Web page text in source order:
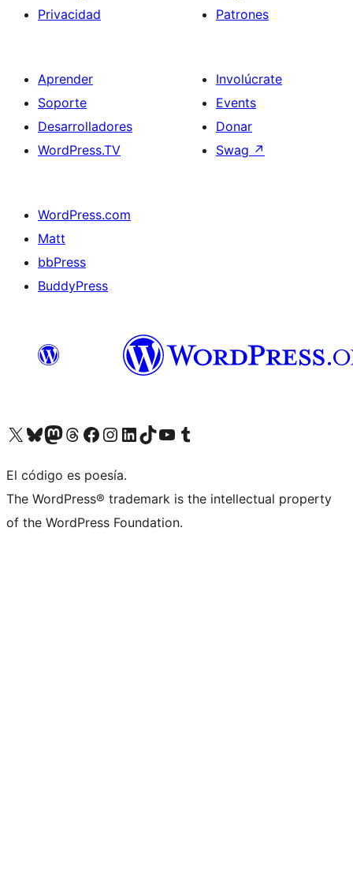
Privacidad
Patrones
Aprender
Soporte
Desarrolladores
WordPress.TV
Involúcrate
Events
Donar
Swag ↗
WordPress.com
Matt
bbPress
BuddyPress
Visit our X (formerly Twitter) account
Visit our Bluesky account
Visita nuestra cuenta de Twitter
Visit our Threads account
Visita nuestra página de Facebook
Visite nuestra cuenta de Instagram
Visit our LinkedIn account
Visit our TikTok account
Visit our YouTube channel
Visit our Tumblr account
El código es poesía.
The WordPress® trademark is the intellectual property
of the WordPress Foundation.